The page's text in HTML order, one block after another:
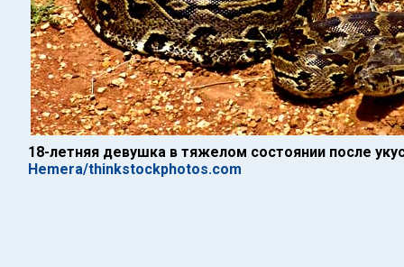
18-летняя девушка в тяжелом состоянии после
Hemera/thinkstockphotos.com